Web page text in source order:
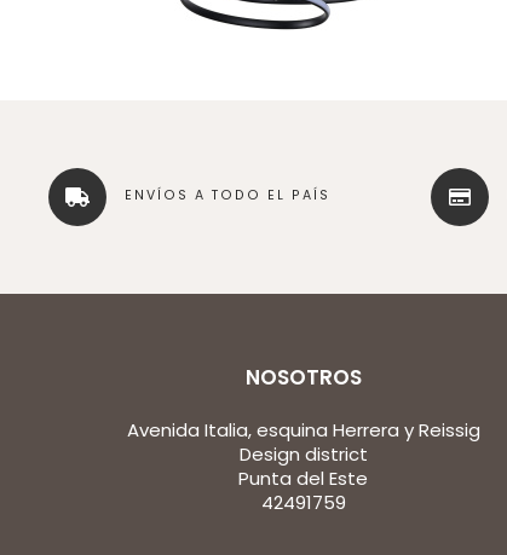
ENVÍOS A TODO EL PAÍS
NOSOTROS
Avenida Italia, esquina Herrera y Reissig
Design district
Punta del Este
42491759